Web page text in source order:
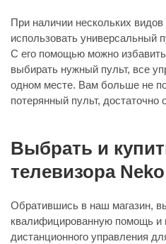
При наличии нескольких
использовать универсальный
С его помощью можно
выбирать нужный пульт, все
одном месте. Вам больше не
потерянный пульт, достаточно
Выбрать и
телевизора Neko
Обратившись в наш магазин,
квалифицированную помощь и
дистанционного управления